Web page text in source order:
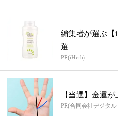
編集者が選ぶ【
選
PR(iHerb)
【当選】金運
PR(合同会社デジタ